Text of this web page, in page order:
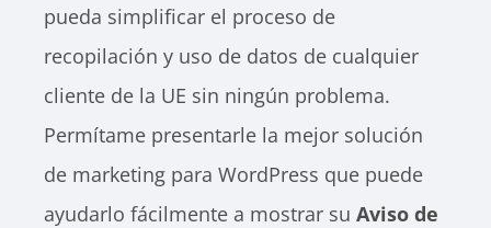
pueda simplificar el proceso de
recopilación y uso de datos de cualquier
cliente de la UE sin ningún problema.
Permítame presentarle la mejor solución
de marketing para WordPress que puede
ayudarlo fácilmente a mostrar su Aviso de